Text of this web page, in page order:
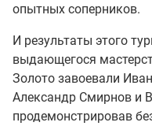
опытных соперников.
И результаты этого
выдающегося
Золото завоевали
Александр Смирнов и
продемонстрировав